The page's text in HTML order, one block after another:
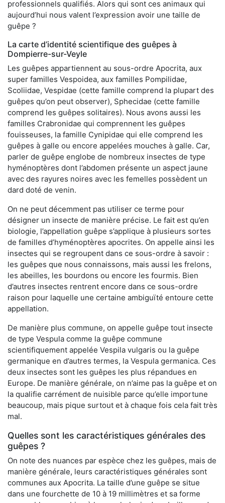
professionnels qualifiés. Alors qui sont ces animaux qui
aujourd’hui nous valent l’expression avoir une taille de
guêpe ?
La carte d’identité scientifique des guêpes à
Dompierre-sur-Veyle
Les guêpes appartiennent au sous-ordre Apocrita, aux
super familles Vespoidea, aux familles Pompilidae,
Scoliidae, Vespidae (cette famille comprend la plupart des
guêpes qu’on peut observer), Sphecidae (cette famille
comprend les guêpes solitaires). Nous avons aussi les
familles Crabronidae qui comprennent les guêpes
fouisseuses, la famille Cynipidae qui elle comprend les
guêpes à galle ou encore appelées mouches à galle. Car,
parler de guêpe englobe de nombreux insectes de type
hyménoptères dont l’abdomen présente un aspect jaune
avec des rayures noires avec les femelles possèdent un
dard doté de venin.
On ne peut décemment pas utiliser ce terme pour
désigner un insecte de manière précise. Le fait est qu’en
biologie, l’appellation guêpe s’applique à plusieurs sortes
de familles d’hyménoptères apocrites. On appelle ainsi les
insectes qui se regroupent dans ce sous-ordre à savoir :
les guêpes que nous connaissons, mais aussi les frelons,
les abeilles, les bourdons ou encore les fourmis. Bien
d’autres insectes rentrent encore dans ce sous-ordre
raison pour laquelle une certaine ambiguïté entoure cette
appellation.
De manière plus commune, on appelle guêpe tout insecte
de type Vespula comme la guêpe commune
scientifiquement appelée Vespila vulgaris ou la guêpe
germanique en d’autres termes, la Vespula germanica. Ces
deux insectes sont les guêpes les plus répandues en
Europe. De manière générale, on n’aime pas la guêpe et on
la qualifie carrément de nuisible parce qu’elle importune
beaucoup, mais pique surtout et à chaque fois cela fait très
mal.
Quelles sont les caractéristiques générales des
guêpes ?
On note des nuances par espèce chez les guêpes, mais de
manière générale, leurs caractéristiques générales sont
communes aux Apocrita. La taille d’une guêpe se situe
dans une fourchette de 10 à 19 millimètres et sa forme